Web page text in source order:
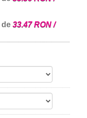
33.47 RON /